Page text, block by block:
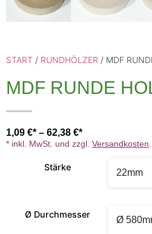
START / RUNDHÖLZER / MDF
MDF RUNDE
1,09 € – 62,38 €
* inkl. MwSt. und zzgl. Versandkosten
Stärke
Ø Durchmesser